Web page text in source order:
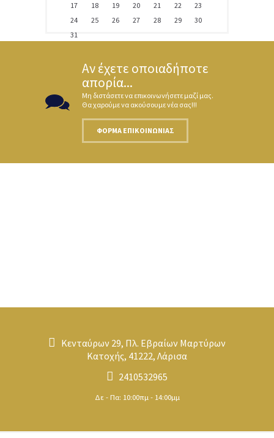
17
18 19 20 21 22
23
24
25 26 27 28 29
30
31
Αν έχετε οποιαδήποτε
απορία...
Μη διστάσετε να επικοινωνήσετε μαζί μας.
Θα χαρούμε να ακούσουμε νέα σας!!!
ΦΌΡΜΑ ΕΠΙΚΟΙΝΩΝΊΑΣ
Κενταύρων 29, Πλ. Εβραίων Μαρτύρων
Κατοχής, 41222, Λάρισα
2410532965
Δε - Πα: 10:00πμ - 14:00μμ